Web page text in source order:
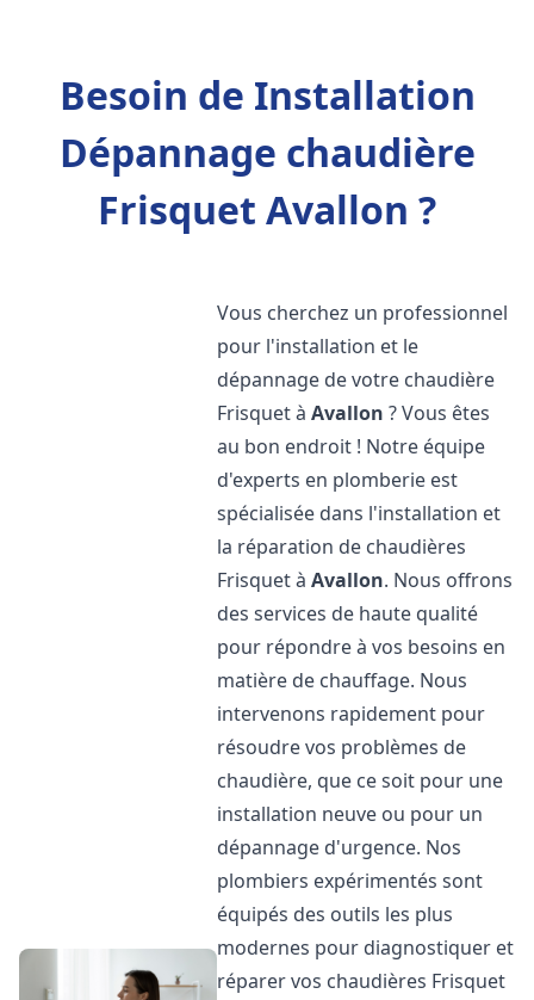
Besoin de Installation
Dépannage chaudière
Frisquet Avallon ?
Vous cherchez un professionnel
pour l'installation et le
dépannage de votre chaudière
Frisquet àAvallon ? Vous êtes
au bon endroit ! Notre équipe
d'experts en plomberie est
spécialisée dans l'installation et
la réparation de chaudières
Frisquet àAvallon. Nous offrons
des services de haute qualité
pour répondre à vos besoins en
matière de chauffage. Nous
intervenons rapidement pour
résoudre vos problèmes de
chaudière, que ce soit pour une
installation neuve ou pour un
dépannage d'urgence. Nos
plombiers expérimentés sont
équipés des outils les plus
modernes pour diagnostiquer et
réparer vos chaudières Frisquet